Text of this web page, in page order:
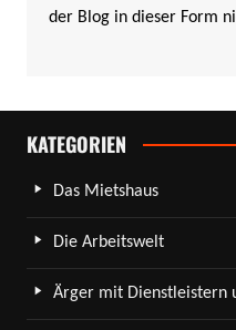
der Blog in dieser Form
KATEGORIEN
Das Mietshaus
Die Arbeitswelt
Ärger mit Dienstleistern